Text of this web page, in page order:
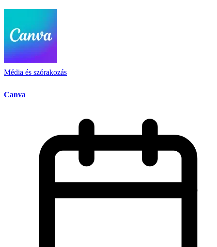
Média és szórakozás
Canva